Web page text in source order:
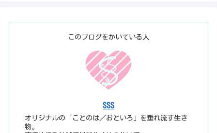
このブログをかいている人
SSS
オリジナルの「ことのは／おといろ」を垂れ流す生き
物。